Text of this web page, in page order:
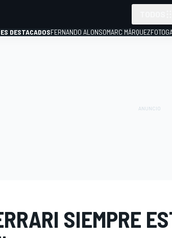
DESTACADOSFERNANDO ALONSOMARC MÁRQUEZ
SIEMPRE